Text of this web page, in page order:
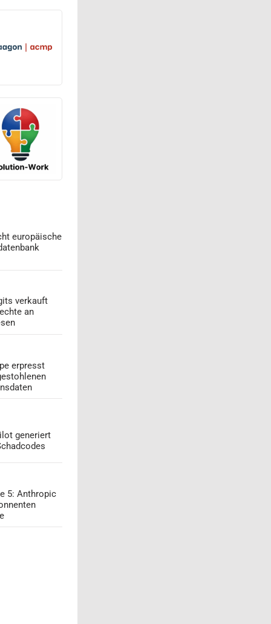
europäische
verkauft
an
erpresst
generiert
5: Anthropic